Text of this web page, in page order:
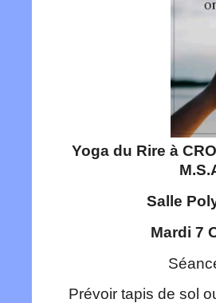
Yoga du Rire à
Salle
Mardi 7
Prévoir tapis de sol